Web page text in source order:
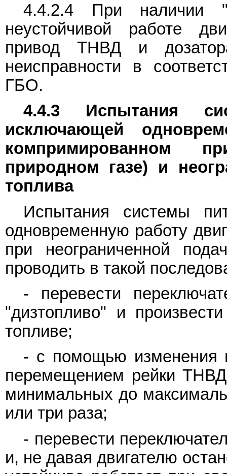
4.4.2.4 При наличии
неустойчивой работе
привод ТНВД и
неисправности в
ГБО.
4.4.3 Испытания
исключающей
компримированном
природном газе) и
топлива
Испытания системы
одновременную работу
при неограниченной
проводить в такой
- перевести
"дизтопливо" и
топливе;
- с помощью изменения
перемещением рейки
минимальных до
или три раза;
- перевести
и, не давая двигателю